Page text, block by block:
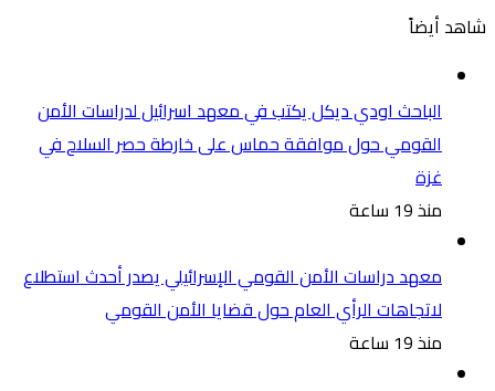
شاهد أيضاً
الباحث اودي ديكل يكتب في معهد اسرائيل لدراسات الأمن
القومي حول موافقة حماس على خارطة حصر السلاح في
غزة
منذ 19 ساعة
معهد دراسات الأمن القومي الإسرائيلي يصدر أحدث استطلاع
لاتجاهات الرأي العام حول قضايا الأمن القومي
منذ 19 ساعة